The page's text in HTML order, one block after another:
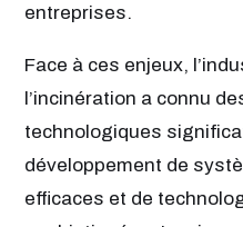
entreprises.
Face à ces enjeux,
l’incinération a connu
technologiques
développement de
efficaces et de